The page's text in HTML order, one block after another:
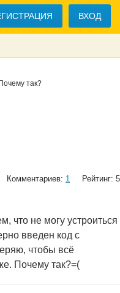
ВХОД
так?
Комментариев: 1 Рейтинг: 5
что не могу устроиться
введен код с
чтобы всё
Почему так?=(